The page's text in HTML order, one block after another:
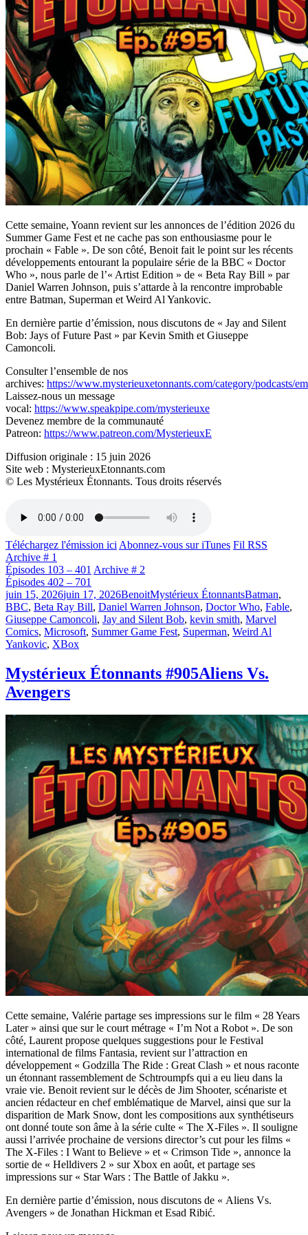
Cette semaine, Yoann revient sur les annonces de l’édition 2026 du
Summer Game Fest et ne cache pas son enthousiasme pour le
prochain « Fable ». De son côté, Benoit fait le point sur les récents
développements entourant la populaire série de la BBC « Doctor
Who », nous parle de l’« Artist Edition » de « Beta Ray Bill » par
Daniel Warren Johnson, puis s’attarde à la rencontre improbable
entre Batman, Superman et Weird Al Yankovic.
En dernière partie d’émission, nous discutons de « Jay and Silent
Bob: Jays of Future Past » par Kevin Smith et Giuseppe
Camoncoli.
Consulter l’ensemble de nos
archives: https://www.mysterieuxetonnants.com/category/podcasts/
Laissez-nous un message
vocal: https://www.speakpipe.com/mysterieuxe
Devenez membre de la communauté
Patreon: https://www.patreon.com/MysterieuxE
Diffusion originale : 15 juin 2026
Site web : MysterieuxEtonnants.com
© Les Mystérieux Étonnants. Tous droits réservés
Téléchargez l'émission ici Abonnez-vous sur iTunes Fil RSS
Archive # 1
Épisodes 103 – 401 Archive # 2
Épisodes 402 – 701
Publié
le
juin 15, 2026juin 17, 2026BenoitCatégories
Mystérieux ÉtonnantsÉtiquettes
Batman,
BBC, Beta Ray Bill, Daniel Warren Johnson, Doctor Who, Fable,
Giuseppe Camoncoli, Jay and Silent Bob, kevin smith, Marvel
Comics, Microsoft, Summer Game Fest, Superman, Weird Al
Yankovic, XBox
Mystérieux Étonnants #905Aliens Vs.
Avengers
Cette semaine, Valérie partage ses impressions sur le film « 28 Years
Later » ainsi que sur le court métrage « I’m Not a Robot ». De son
côté, Laurent propose quelques suggestions pour le Festival
international de films Fantasia, revient sur l’attraction en
développement « Godzilla The Ride : Great Clash » et nous raconte
un étonnant rassemblement de Schtroumpfs qui a eu lieu dans la
vraie vie. Benoit revient sur le décès de Jim Shooter, scénariste et
ancien rédacteur en chef emblématique de Marvel, ainsi que sur la
disparition de Mark Snow, dont les compositions aux synthétiseurs
ont donné toute son âme à la série culte « The X-Files ». Il souligne
aussi l’arrivée prochaine de versions director’s cut pour les films «
The X-Files : I Want to Believe » et « Crimson Tide », annonce la
sortie de « Helldivers 2 » sur Xbox en août, et partage ses
impressions sur « Star Wars : The Battle of Jakku ».
En dernière partie d’émission, nous discutons de « Aliens Vs.
Avengers » de Jonathan Hickman et Esad Ribić.